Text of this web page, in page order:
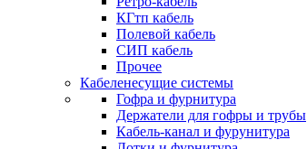
КГтп кабель
Полевой кабель
СИП кабель
Прочее
Кабеленесущие системы
Гофра и фурнитура
Держатели для гофры и трубы
Кабель-канал и фурунитура